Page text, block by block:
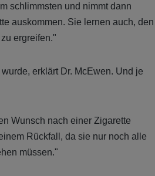
schlimmsten und nimmt dann
auskommen. Sie lernen auch, den
ergreifen."
erklärt Dr. McEwen. Und je
Wunsch nach einer Zigarette
Rückfall, da sie nur noch alle
müssen."